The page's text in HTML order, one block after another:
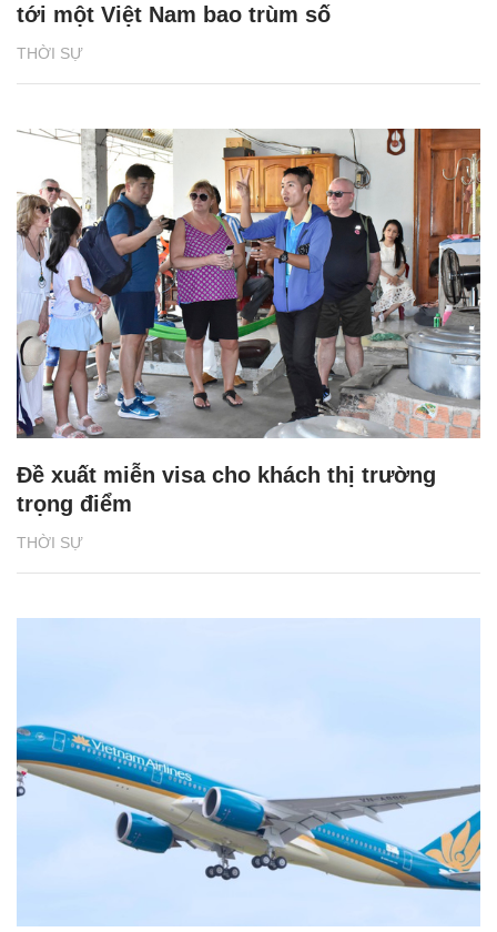
THỜI SỰ
tới một Việt Nam bao trùm số
THỜI SỰ
Đề xuất miễn visa cho khách thị trường
trọng điểm